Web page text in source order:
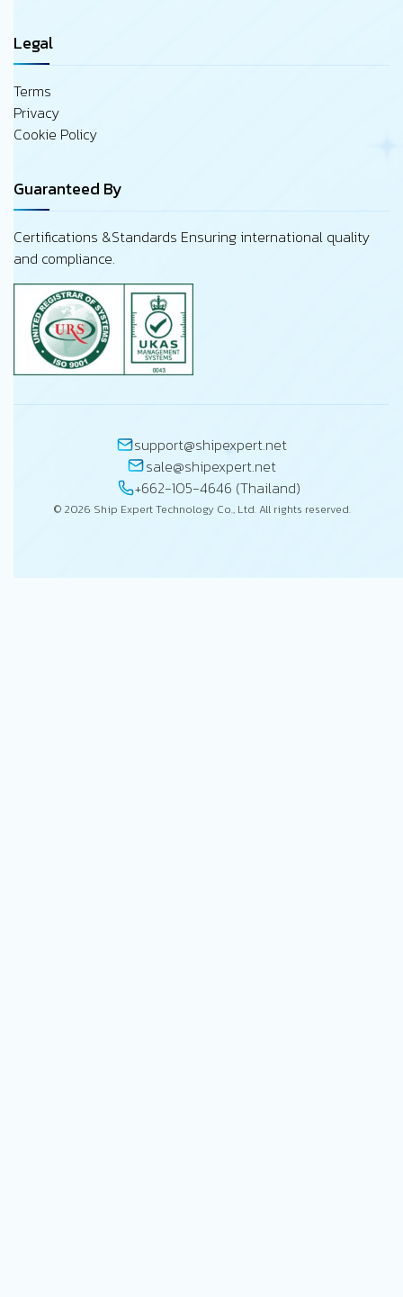
Legal
Terms
Privacy
Cookie Policy
Guaranteed By
Certifications &Standards Ensuring international quality
and compliance.
support@shipexpert.net
sale@shipexpert.net
+662-105-4646 (Thailand)
© 2026 Ship Expert Technology Co., Ltd. All rights reserved.